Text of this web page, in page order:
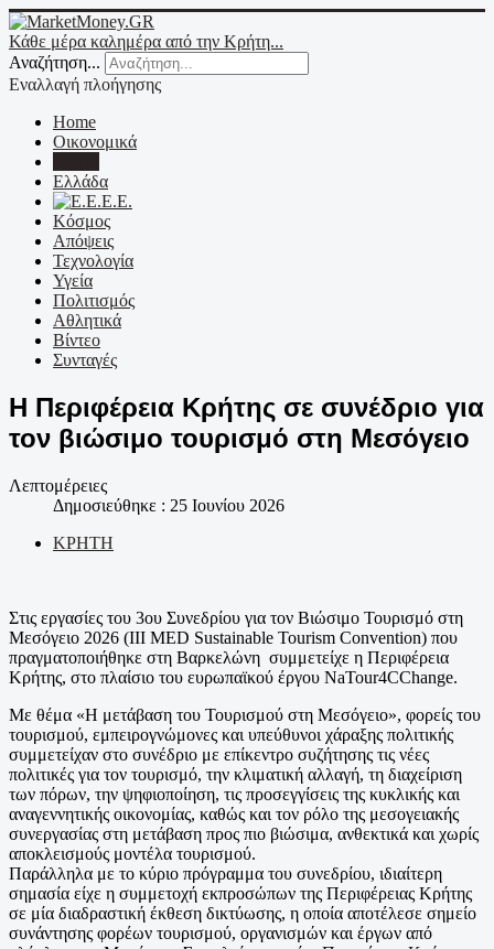
Κάθε μέρα καλημέρα από την Κρήτη...
Αναζήτηση...
Εναλλαγή πλοήγησης
Home
Οικονομικά
Ελλάδα
Ε.Ε.
Κόσμος
Απόψεις
Τεχνολογία
Υγεία
Πολιτισμός
Αθλητικά
Βίντεο
Συνταγές
Η Περιφέρεια Κρήτης σε συνέδριο για
τον βιώσιμο τουρισμό στη Μεσόγειο
Λεπτομέρειες
Δημοσιεύθηκε : 25 Ιουνίου 2026
ΚΡΗΤΗ
Στις εργασίες του 3ου Συνεδρίου για τον Βιώσιμο Τουρισμό στη
Μεσόγειο 2026 (III MED Sustainable Tourism Convention) που
πραγματοποιήθηκε στη Βαρκελώνη συμμετείχε η Περιφέρεια
Κρήτης, στο πλαίσιο του ευρωπαϊκού έργου NaTour4CChange.
Με θέμα «Η μετάβαση του Τουρισμού στη Μεσόγειο», φορείς του
τουρισμού, εμπειρογνώμονες και υπεύθυνοι χάραξης πολιτικής
συμμετείχαν στο συνέδριο με επίκεντρο συζήτησης τις νέες
πολιτικές για τον τουρισμό, την κλιματική αλλαγή, τη διαχείριση
των πόρων, την ψηφιοποίηση, τις προσεγγίσεις της κυκλικής και
αναγεννητικής οικονομίας, καθώς και τον ρόλο της μεσογειακής
συνεργασίας στη μετάβαση προς πιο βιώσιμα, ανθεκτικά και χωρίς
αποκλεισμούς μοντέλα τουρισμού.
Παράλληλα με το κύριο πρόγραμμα του συνεδρίου, ιδιαίτερη
σημασία είχε η συμμετοχή εκπροσώπων της Περιφέρειας Κρήτης
σε μία διαδραστική έκθεση δικτύωσης, η οποία αποτέλεσε σημείο
συνάντησης φορέων τουρισμού, οργανισμών και έργων από